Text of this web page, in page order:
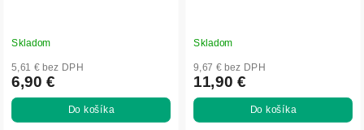
Skladom
5,61 € bez DPH
6,90 €
Do košíka
Skladom
9,67 € bez DPH
11,90 €
Do košíka